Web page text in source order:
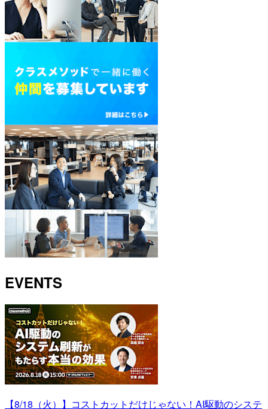
EVENTS
【8/18（火）】コストカットだけじゃない！AI駆動のシステ